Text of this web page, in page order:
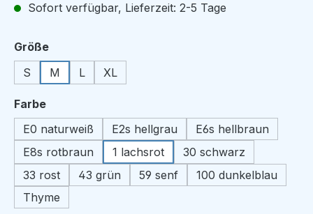
Sofort verfügbar, Lieferzeit: 2-5 Tage
Größeauswählen
S
M L XL
Farbeauswählen
E0 naturweiß
E2s hellgrau
E6s hellbraun
E8s rotbraun
1 lachsrot
30 schwarz
33 rost
43 grün 59 senf
100 dunkelblau
Thyme